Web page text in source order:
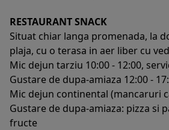
RESTAURANT SNACK
Situat chiar langa promenada, la
plaja, cu o terasa in aer liber cu
Mic dejun tarziu 10:00 - 12:00,
Gustare de dupa-amiaza 12:00 -
Mic dejun continental (mancaruri
Gustare de dupa-amiaza: pizza si
fructe